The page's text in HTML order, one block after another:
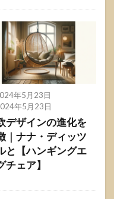
年5月23日
年5月23日
デザインの進化を
｜ナナ・ディッツ
と【ハンギングエ
チェア】